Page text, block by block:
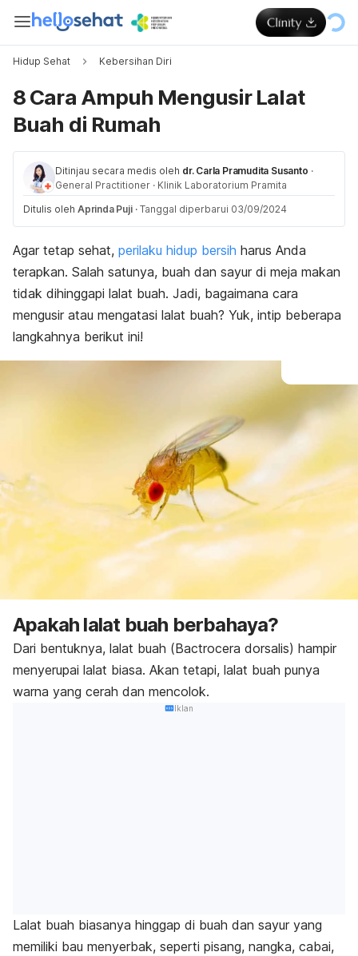
Hidup Sehat Kebersihan Diri
8 Cara Ampuh Mengusir Lalat
Buah di Rumah
Ditinjau secara medis oleh dr. Carla Pramudita Susanto ·
General Practitioner · Klinik Laboratorium Pramita
Ditulis oleh Aprinda Puji · Tanggal diperbarui 03/09/2024
Agar tetap sehat, perilaku hidup bersih harus Anda
terapkan. Salah satunya, buah dan sayur di meja makan
tidak dihinggapi lalat buah. Jadi, bagaimana cara
mengusir atau mengatasi lalat buah? Yuk, intip beberapa
langkahnya berikut ini!
Apakah lalat buah berbahaya?
Dari bentuknya, lalat buah (Bactrocera dorsalis) hampir
menyerupai lalat biasa. Akan tetapi, lalat buah punya
warna yang cerah dan mencolok.
Iklan
Lalat buah biasanya hinggap di buah dan sayur yang
memiliki bau menyerbak, seperti pisang, nangka, cabai,